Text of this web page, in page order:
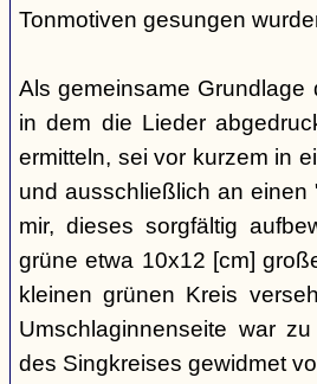
Tonmotiven gesungen
Als gemeinsame
in dem die Lieder
ermitteln, sei vor kurzem in
und ausschließlich an einen
mir, dieses sorgfältig
grüne etwa 10x12 [cm]
kleinen grünen Kreis
Umschlaginnenseite war
des Singkreises gewidmet